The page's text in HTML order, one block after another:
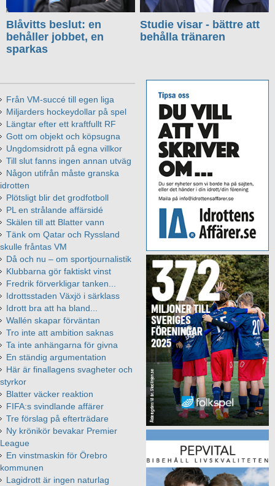
Blåvitts beslut: en
behåller jobbet, en
sparkas
Studie visar - bättre att
behålla tränaren
Från VM-succé till egen liga
Miljarders hockeydollar på spel
Längtar efter ett kraftfullt RF
Gott om objekt och köpsugna
Ungdomsidrott på egna villkor
Till slut fanns ingen annan utväg
Någon utifrån måste granska
idrotten
Plötsligt blir det grodfotboll
PL en strålande affärsidé
Skälen till att Blatter vann
Tänk om Qatar och Ryssland
skulle fråntas VM
Då och nu – om sportjournalistik
Klubbarna gör faktiskt vinst
Fredrik förverkligar tanken...
Idrottsstaden Växjö i särklass
Idrott bra att ha bland...
Wallén skapar förväntan
Tro inte att ambition saknas
Ta inte anhängarna för givna
En ständig argumentation
Här är finallagens svagheter och
styrkor
Blatter väcker reaktion
FIFA:s svindlande affärer
Tre förslag på efterträdare
Ny krönikör bevakar Premier
League
En vinstmaskin för Örebro
kommunen
Lagidrott är ingen naturlag